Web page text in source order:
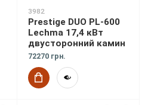
3982
Prestige DUO PL-600
Lechma 17,4 кВт
двусторонний камин
72270 грн.